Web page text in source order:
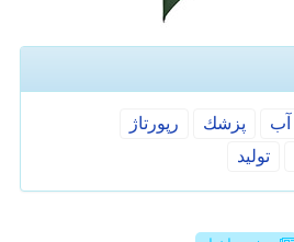
آب پزشك
رپورتاژ
تولید